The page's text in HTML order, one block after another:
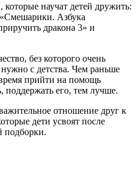
научат детей дружить:
Азбука
дракона 3» и
без которого очень
с детства. Чем раньше
прийти на помощь
поддержать его, тем лучше.
отношение друг к
дети усвоят после
подборки.